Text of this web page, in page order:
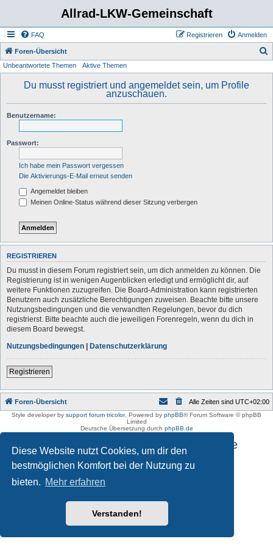
Diese Website nutzt Cookies, um dir den
bestmöglichen Komfort bei der Nutzung zu
bieten. Mehr erfahren
Verstanden!
Allrad-LKW-Gemeinschaft
FAQ Anmelden
Registrieren
Foren-Übersicht
Unbeantwortete Themen Aktive Themen
Du musst registriert und angemeldet sein, um Profile
anzuschauen.
Benutzername:
Passwort:
Ich habe mein Passwort vergessen
Die Aktivierungs-E-Mail erneut senden
Angemeldet bleiben
Meinen Online-Status während dieser Sitzung verbergen
REGISTRIEREN
Du musst in diesem Forum registriert sein, um dich anmelden zu können. Die
Registrierung ist in wenigen Augenblicken erledigt und ermöglicht dir, auf
weitere Funktionen zuzugreifen. Die Board-Administration kann registrierten
Benutzern auch zusätzliche Berechtigungen zuweisen. Beachte bitte unsere
Nutzungsbedingungen und die verwandten Regelungen, bevor du dich
registrierst. Bitte beachte auch die jeweiligen Forenregeln, wenn du dich in
diesem Board bewegst.
Nutzungsbedingungen | Datenschutzerklärung
Registrieren
Foren-Übersicht Alle Zeiten sind UTC+02:00
Style developer by support forum tricolor, Powered by phpBB® Forum Software © phpBB
Limited
Deutsche Übersetzung durch phpBB.de
Impressum und Datenschutzhinweise